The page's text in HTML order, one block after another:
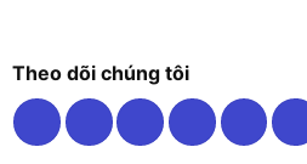
Theo dõi chúng tôi